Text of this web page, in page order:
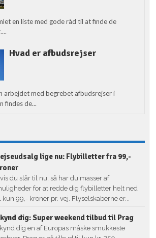
en liste med gode råd til at finde de
Hvad er afbudsrejser
arbejdet med begrebet afbudsrejser i
findes de...
lige nu: Flybilletter fra 99,-
du slår til nu, så har du masser af
for at redde dig flybilletter helt ned
kun 99,- kroner pr. vej. Flyselskaberne er...
dig: Super weekend tilbud til Prag
dig en af Europas måske smukkeste